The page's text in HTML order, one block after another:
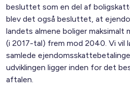
besluttet som en del af
blev det også besluttet, at
landets almene boliger maksimalt
(i 2017-tal) frem mod 2040. Vi vil
samlede
udviklingen ligger inden for det
aftalen.